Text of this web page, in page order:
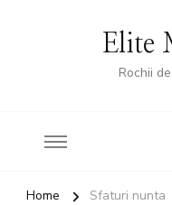
Elite
Rochii
Home Sfaturi nunta